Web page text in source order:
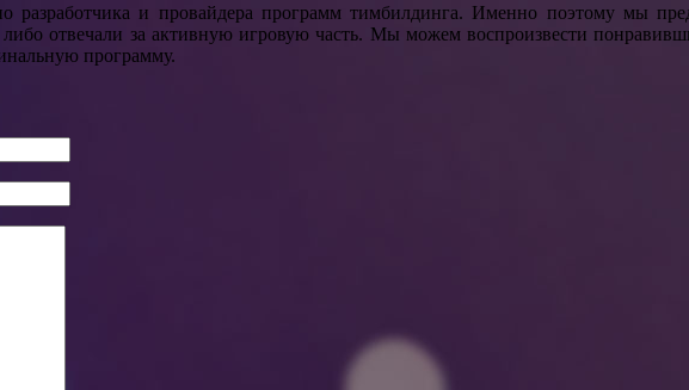
и провайдера программ тимбилдинга. Именно поэтому мы
отвечали за активную игровую часть. Мы можем воспроизвести
программу.